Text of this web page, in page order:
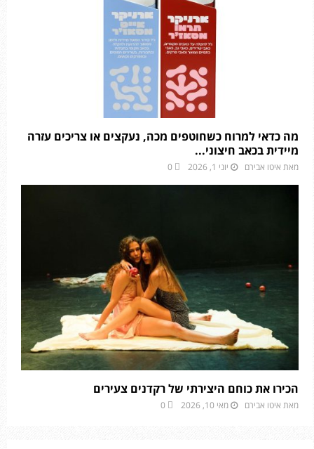
מה כדאי למרוח כשחוטפים מכה, נעקצים או צריכים עזרה
מיידית בכאב חיצוני...
מאת איטו אבירם יוני 1, 2026 0
הכירו את כוחם היצירתי של רקדנים צעירים
מאת איטו אבירם מאי 10, 2026 0